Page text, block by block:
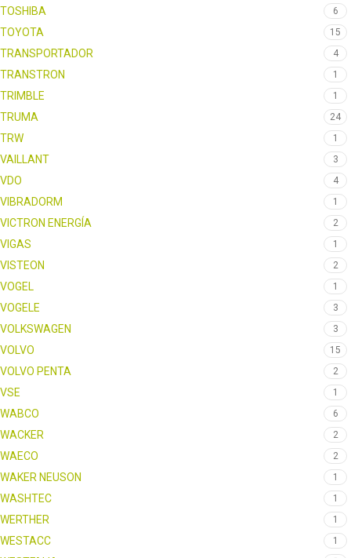
TOSHIBA 6
TOYOTA 15
TRANSPORTADOR 4
TRANSTRON 1
TRIMBLE 1
TRUMA 24
TRW 1
VAILLANT 3
VDO 4
VIBRADORM 1
VICTRON ENERGÍA 2
VIGAS 1
VISTEON 2
VOGEL 1
VOGELE 3
VOLKSWAGEN 3
VOLVO 15
VOLVO PENTA 2
VSE 1
WABCO 6
WACKER 2
WAECO 2
WAKER NEUSON 1
WASHTEC 1
WERTHER 1
WESTACC 1